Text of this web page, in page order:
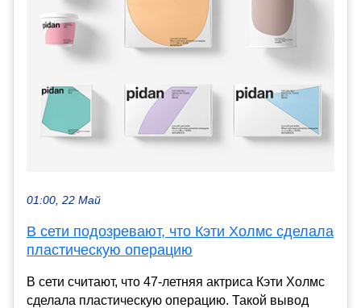
01:00, 22 Май
В сети подозревают, что Кэти Холмс сделала
пластическую операцию
В сети считают, что 47-летняя актриса Кэти Холмс
сделала пластическую операцию. Такой вывод